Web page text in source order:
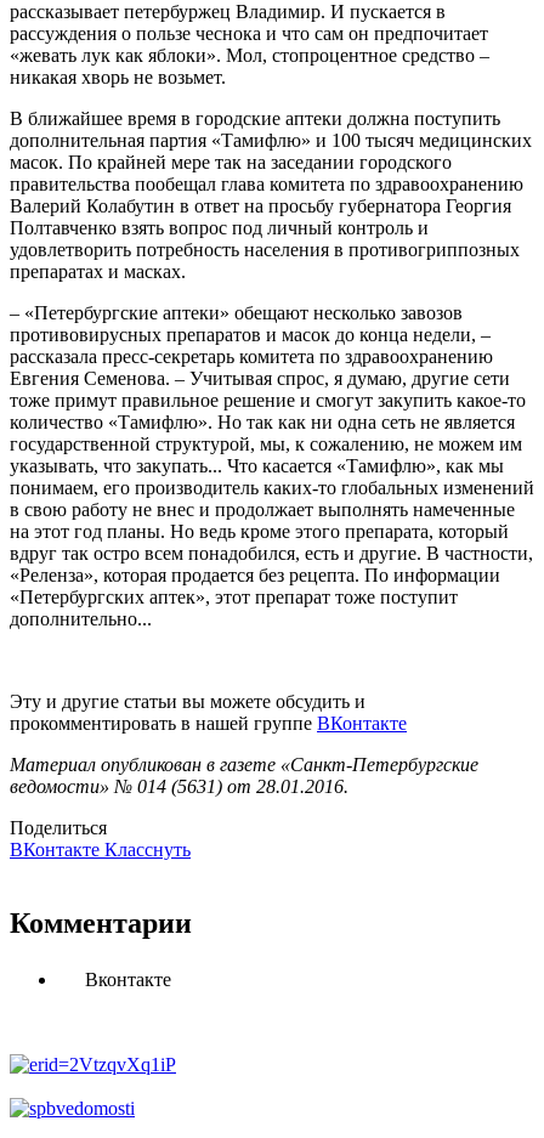
рассказывает петербуржец Владимир. И пускается в
рассуждения о пользе чеснока и что сам он предпочитает
«жевать лук как яблоки». Мол, стопроцентное средство –
никакая хворь не возьмет.
В ближайшее время в городские аптеки должна поступить
дополнительная партия «Тамифлю» и 100 тысяч медицинских
масок. По крайней мере так на заседании городского
правительства пообещал глава комитета по здравоохранению
Валерий Колабутин в ответ на просьбу губернатора Георгия
Полтавченко взять вопрос под личный контроль и
удовлетворить потребность населения в противогриппозных
препаратах и масках.
– «Петербургские аптеки» обещают несколько завозов
противовирусных препаратов и масок до конца недели, –
рассказала пресс-секретарь комитета по здравоохранению
Евгения Семенова. – Учитывая спрос, я думаю, другие сети
тоже примут правильное решение и смогут закупить какое-то
количество «Тамифлю». Но так как ни одна сеть не является
государственной структурой, мы, к сожалению, не можем им
указывать, что закупать... Что касается «Тамифлю», как мы
понимаем, его производитель каких-то глобальных изменений
в свою работу не внес и продолжает выполнять намеченные
на этот год планы. Но ведь кроме этого препарата, который
вдруг так остро всем понадобился, есть и другие. В частности,
«Реленза», которая продается без рецепта. По информации
«Петербургских аптек», этот препарат тоже поступит
дополнительно...
Эту и другие статьи вы можете обсудить и
прокомментировать в нашей группе ВКонтакте
Материал опубликован в газете «Санкт-Петербургские
ведомости» № 014 (5631) от 28.01.2016.
Поделиться
ВКонтакте Класснуть
Комментарии
Вконтакте